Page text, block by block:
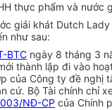
thực phẩm và nước
giải khát Dutch
như sau:
BTC ngày 8 tháng 3
thành lập đi vào
Công ty đề
cứ. Bộ Tài chính
NĐ-CP của Chính